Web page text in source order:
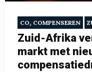
CO₂ COMPENSEREN
Zuid-Afrika
markt met